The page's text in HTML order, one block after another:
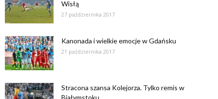
Wisłą
27 października 2017
Kanonada i wielkie emocje w Gdańsku
21 października 2017
Stracona szansa Kolejorza. Tylko remis w